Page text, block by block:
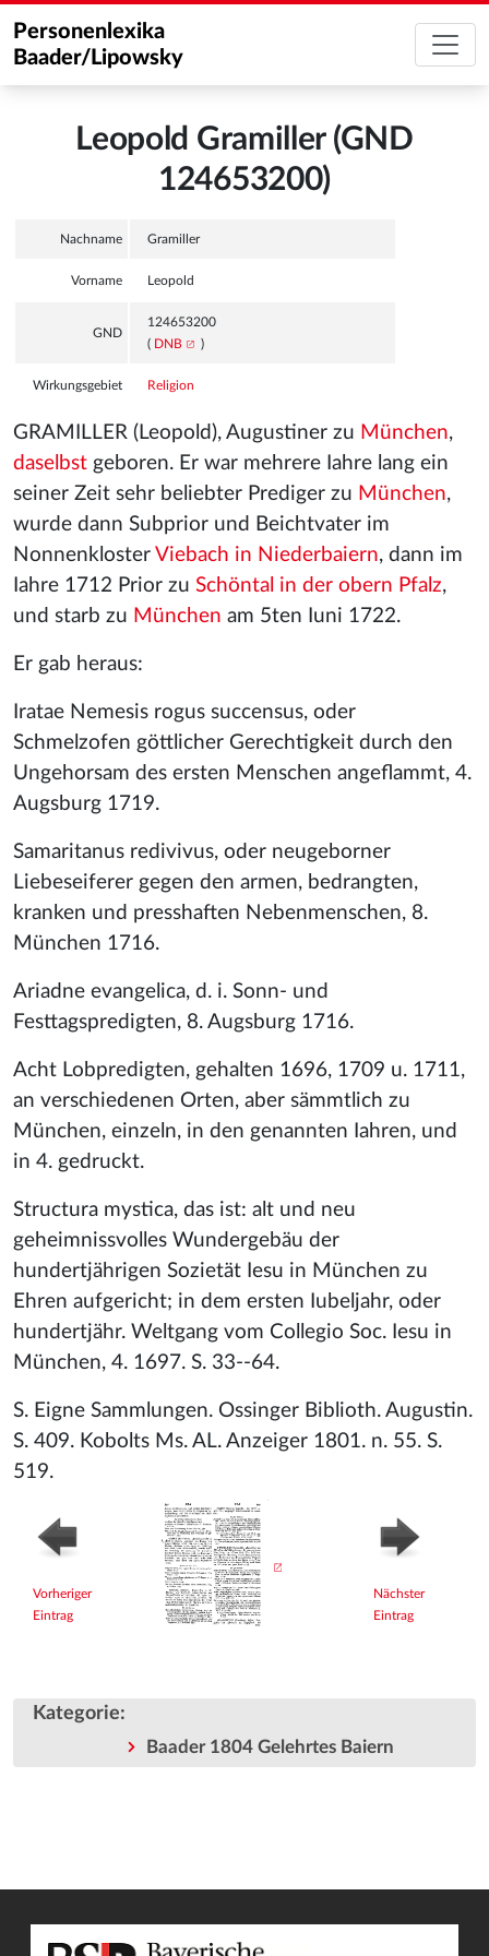
Personenlexika
Baader/Lipowsky
Leopold Gramiller (GND
124653200)
Nachname Gramiller
Vorname Leopold
GND
124653200
( DNB )
Wirkungsgebiet Religion
GRAMILLER (Leopold), Augustiner zu München,
daselbst geboren. Er war mehrere Iahre lang ein
seiner Zeit sehr beliebter Prediger zu München,
wurde dann Subprior und Beichtvater im
Nonnenkloster Viebach in Niederbaiern, dann im
Iahre 1712 Prior zu Schöntal in der obern Pfalz,
und starb zu München am 5ten Iuni 1722.
Er gab heraus:
Iratae Nemesis rogus succensus, oder
Schmelzofen göttlicher Gerechtigkeit durch den
Ungehorsam des ersten Menschen angeflammt, 4.
Augsburg 1719.
Samaritanus redivivus, oder neugeborner
Liebeseiferer gegen den armen, bedrangten,
kranken und presshaften Nebenmenschen, 8.
München 1716.
Ariadne evangelica, d. i. Sonn- und
Festtagspredigten, 8. Augsburg 1716.
Acht Lobpredigten, gehalten 1696, 1709 u. 1711,
an verschiedenen Orten, aber sämmtlich zu
München, einzeln, in den genannten Iahren, und
in 4. gedruckt.
Structura mystica, das ist: alt und neu
geheimnissvolles Wundergebäu der
hundertjährigen Sozietät Iesu in München zu
Ehren aufgericht; in dem ersten Iubeljahr, oder
hundertjähr. Weltgang vom Collegio Soc. Iesu in
München, 4. 1697. S. 33--64.
S. Eigne Sammlungen. Ossinger Biblioth. Augustin.
S. 409. Kobolts Ms. AL. Anzeiger 1801. n. 55. S.
519.
Vorheriger
Eintrag
Nächster
Eintrag
Kategorie:
Baader 1804 Gelehrtes Baiern